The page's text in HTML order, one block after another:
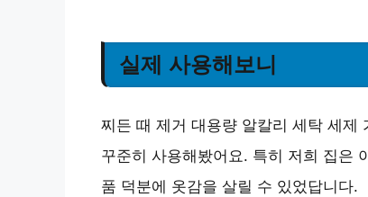
실제 사용해보니
찌든 때 제거 대용량 알칼리 세탁 세제
꾸준히 사용해봤어요. 특히 저희 집은
품 덕분에 옷감을 살릴 수 있었답니다.